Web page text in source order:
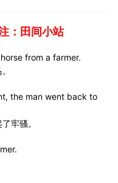
：田间小站
from a farmer.
the man went back to
牢骚。